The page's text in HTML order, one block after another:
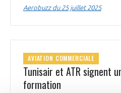
Aerobuzz du 25 juillet 2025
AVIATION COMMERCIALE
Tunisair et ATR signent
formation